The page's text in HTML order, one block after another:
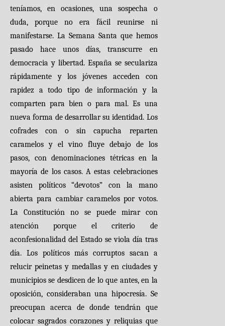
teníamos, en ocasiones, una sospecha o
duda, porque no era fácil reunirse ni
manifestarse. La Semana Santa que hemos
pasado hace unos días, transcurre en
democracia y libertad. España se seculariza
rápidamente y los jóvenes acceden con
rapidez a todo tipo de información y la
comparten para bien o para mal. Es una
nueva forma de desarrollar su identidad. Los
cofrades con o sin capucha reparten
caramelos y el vino fluye debajo de los
pasos, con denominaciones tétricas en la
mayoría de los casos. A estas celebraciones
asisten políticos “devotos” con la mano
abierta para cambiar caramelos por votos.
La Constitución no se puede mirar con
atención porque el criterio de
aconfesionalidad del Estado se viola día tras
día. Los políticos más corruptos sacan a
relucir peinetas y medallas y en ciudades y
municipios se desdicen de lo que antes, en la
oposición, consideraban una hipocresía. Se
preocupan acerca de donde tendrán que
colocar sagrados corazones y reliquias que